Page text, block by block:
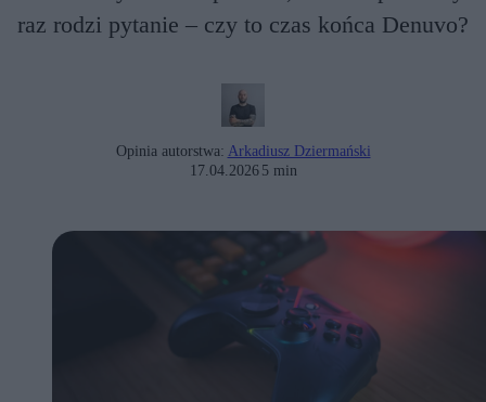
raz rodzi pytanie – czy to czas końca Denuvo?
Opinia autorstwa: Arkadiusz Dziermański
17.04.2026 5 min